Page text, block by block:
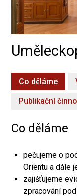
Co děláme
Publikační
Co děláme
pečujeme o
Orientu a dále
zajišťujeme
zpracování